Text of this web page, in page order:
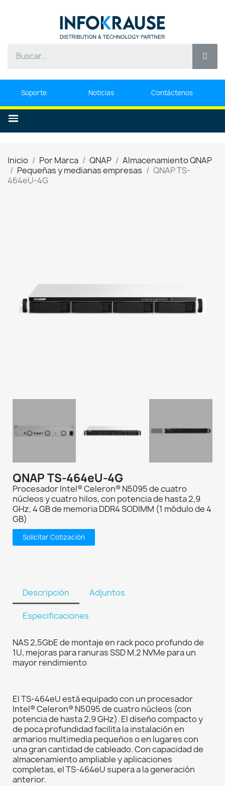
Soporte Noticias Contáctenos
Inicio Por Marca QNAP
Almacenamiento QNAP
Pequeñas y medianas empresas
QNAP TS-
464eU-4G
QNAP TS-464eU-4G
Procesador Intel® Celeron® N5095 de cuatro
núcleos y cuatro hilos, con potencia de hasta 2,9
GHz, 4 GB de memoria DDR4 SODIMM (1 módulo de 4
GB)
Solicitar Cotización
Descripción Adjuntos
Especificaciones
NAS 2,5GbE de montaje en rack poco profundo de
1U, mejoras para ranuras SSD M.2 NVMe para un
mayor rendimiento
El TS-464eU está equipado con un procesador
Intel® Celeron® N5095 de cuatro núcleos (con
potencia de hasta 2,9 GHz). El diseño compacto y
de poca profundidad facilita la instalación en
armarios multimedia pequeños o en lugares con
una gran cantidad de cableado. Con capacidad de
almacenamiento ampliable y aplicaciones
completas, el TS-464eU supera a la generación
anterior.